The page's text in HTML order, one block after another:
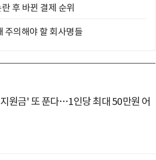
후 바뀐 결제 순위
주의해야 할 회사명들
원금' 또 푼다…1인당 최대 50만원 어